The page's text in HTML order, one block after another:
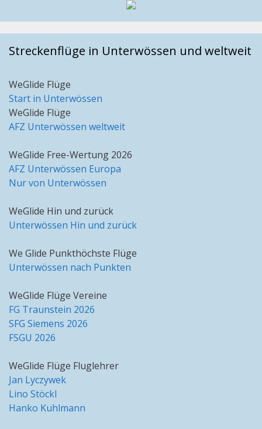
Streckenflüge in Unterwössen und weltweit
WeGlide Flüge
Start in Unterwössen
WeGlide Flüge
AFZ Unterwössen weltweit
WeGlide Free-Wertung 2026
AFZ Unterwössen Europa
Nur von Unterwössen
WeGlide Hin und zurück
Unterwössen Hin und zurück
We Glide Punkthöchste Flüge
Unterwössen nach Punkten
WeGlide Flüge Vereine
FG Traunstein 2026
SFG Siemens 2026
FSGU 2026
WeGlide Flüge Fluglehrer
Jan Lyczywek
Lino Stöckl
Hanko Kuhlmann